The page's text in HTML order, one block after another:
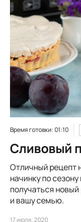
Время готовки: 01:10
Сливовый
Отличный рецепт
начинку по
получаться
и вашу семью.
17 июля, 2020